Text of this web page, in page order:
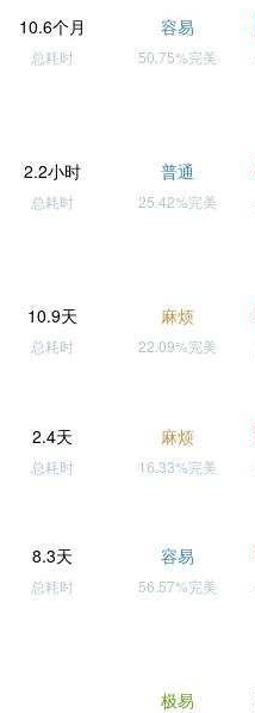
10.6个月
总耗时
容易
50.75%完美
2.2小时
总耗时
普通
25.42%完美
10.9天
总耗时
麻烦
22.09%完美
2.4天
总耗时
麻烦
16.33%完美
8.3天
总耗时
容易
56.57%完美
极易